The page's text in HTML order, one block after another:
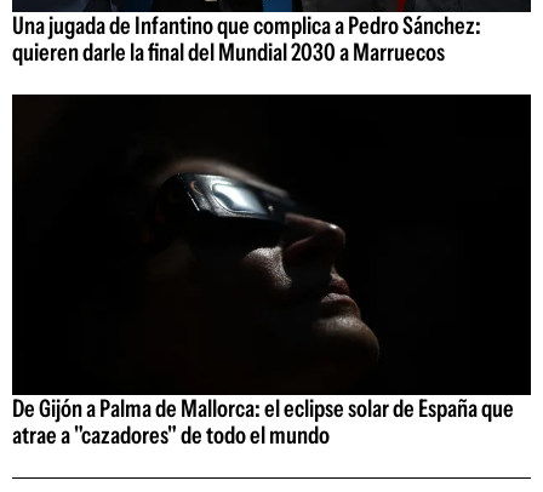
Una jugada de Infantino que complica a Pedro Sánchez:
quieren darle la final del Mundial 2030 a Marruecos
De Gijón a Palma de Mallorca: el eclipse solar de España que
atrae a "cazadores" de todo el mundo